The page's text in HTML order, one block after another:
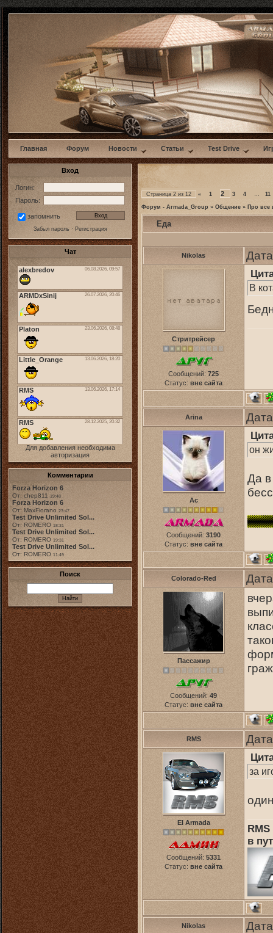
w
Главная Форум Новости Статьи Test Drive
Вход
Логин:
Пароль:
запомнить
Забыл пароль· Регистрация
Чат
Для добавления необходима
авторизация
Комментарии
Forza Horizon 6
От: chep811 19:48
Forza Horizon 6
От: MaxFiorano 23:47
Test Drive Unlimited Sol...
От: ROMERO 18:31
Test Drive Unlimited Sol...
От: ROMERO 19:31
Test Drive Unlimited Sol...
От: ROMERO 11:49
Поиск
Страница 2 из 12 « 1 2 3 4 … 11
Форум - Armada_Group » Общение » Про все
Еда
Nikolas
Стритрейсер
Сообщений: 725
Статус: вне сайта
В
Arina
Ас
Сообщений: 3190
Статус: вне сайта
он
Да в
Colorado-Red
Пассажир
Сообщений: 49
Статус: вне сайта
RMS
El Armada
Сообщений: 5331
Статус: вне сайта
за
в
Nikolas